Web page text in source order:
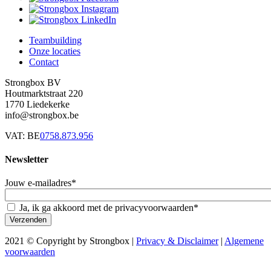
Footer-
menu
Teambuilding
Onze locaties
Contact
Strongbox BV
Houtmarktstraat 220
1770 Liedekerke
info@strongbox.be
VAT: BE0758.873.956
Newsletter
Jouw e-mailadres*
Ja, ik ga akkoord met de privacyvoorwaarden*
2021 © Copyright by Strongbox | Privacy & Disclaimer| Algemene
voorwaarden